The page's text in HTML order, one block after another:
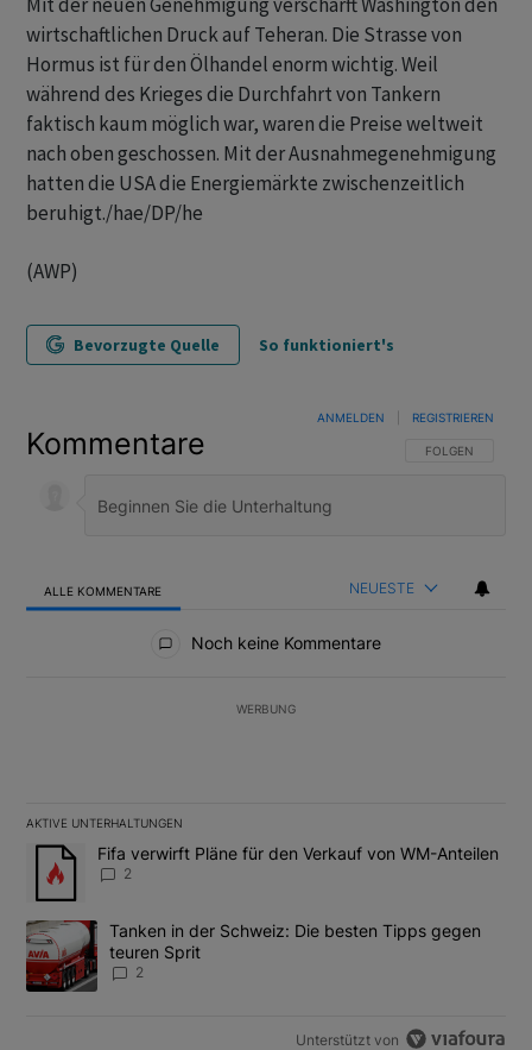
wirtschaftlichen Druck auf Teheran. Die Strasse von
Hormus ist für den Ölhandel enorm wichtig. Weil
während des Krieges die Durchfahrt von Tankern
faktisch kaum möglich war, waren die Preise weltweit
nach oben geschossen. Mit der Ausnahmegenehmigung
hatten die USA die Energiemärkte zwischenzeitlich
beruhigt./hae/DP/he
(AWP)
Bevorzugte Quelle So funktioniert's
Kommentare FOLGE DIESER
FOLGEN
ANMELDEN REGISTRIEREN
ALLE KOMMENTARE NEUESTE
Noch keine Kommentare
WERBUNG
AKTIVE UNTERHALTUNGEN
Das Folgende ist eine Liste der am meisten kommentierten
Ein Trendartikel mit dem Titel "Fifa verwirft Pläne für den
Fifa verwirft Pläne für den Verkauf von WM-Anteilen
2
Ein Trendartikel mit dem Titel "Tanken in der Schweiz: Die
Tanken in der Schweiz: Die besten Tipps gegen
teuren Sprit
2
Unterstützt von